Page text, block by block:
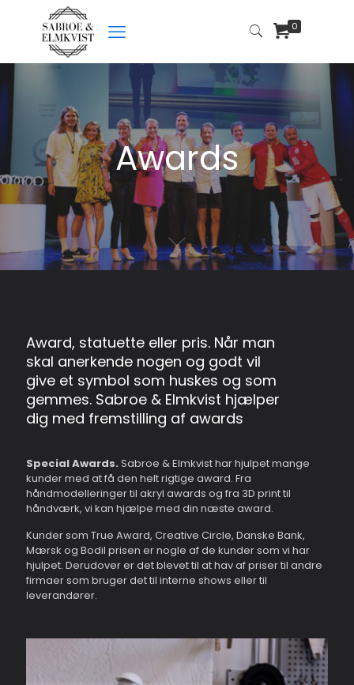
0
Awards
Award, statuette eller pris. Når man
skal anerkende nogen og godt vil
give et symbol som huskes og som
gemmes. Sabroe & Elmkvist hjælper
dig med fremstilling af awards
Special Awards. Sabroe & Elmkvist har hjulpet mange
kunder med at få den helt rigtige award. Fra
håndmodelleringer til akryl awards og fra 3D print til
håndværk, vi kan hjælpe med din næste award.
Kunder som True Award, Creative Circle, Danske Bank,
Mærsk og Bodil prisen er nogle af de kunder som vi har
hjulpet. Derudover er det blevet til at hav af priser til andre
firmaer som bruger det til interne shows eller til
leverandører.